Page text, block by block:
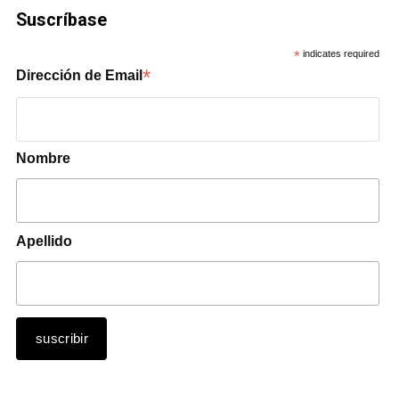
Suscríbase
* indicates required
Dirección de Email*
Nombre
Apellido